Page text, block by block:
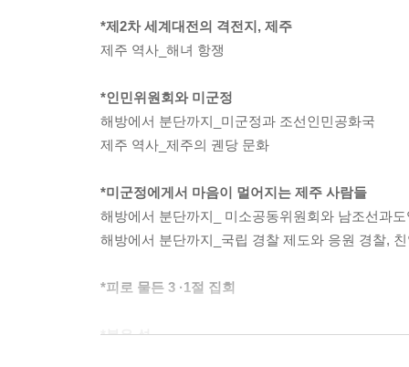
*제2차 세계대전의 격전지, 제주
제주 역사_해녀 항쟁
*인민위원회와 미군정
해방에서 분단까지_미군정과 조선인민공화국
제주 역사_제주의 궨당 문화
*미군정에게서 마음이 멀어지는 제주 사람들
해방에서 분단까지_ 미소공동위원회와 남조선과
해방에서 분단까지_국립 경찰 제도와 응원 경찰,
*피로 물든 3 ·1절 집회
*붉은 섬